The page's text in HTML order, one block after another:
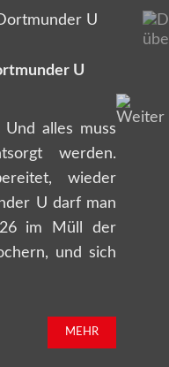
U
alles muss
werden.
wieder
U darf man
im Müll der
und sich
MEHR